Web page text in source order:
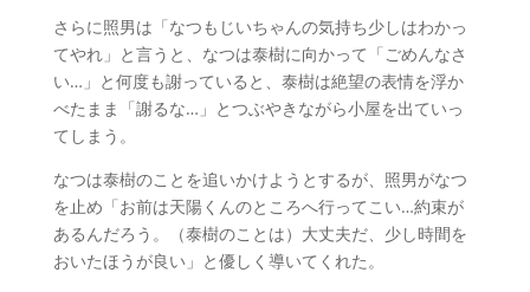
さらに照男は「なつもじいちゃんの気持ち少しはわかっ
てやれ」と言うと、なつは泰樹に向かって「ごめんなさ
い…」と何度も謝っていると、泰樹は絶望の表情を浮か
べたまま「謝るな…」とつぶやきながら小屋を出ていっ
てしまう。
なつは泰樹のことを追いかけようとするが、照男がなつ
を止め「お前は天陽くんのところへ行ってこい…約束が
あるんだろう。（泰樹のことは）大丈夫だ、少し時間を
おいたほうが良い」と優しく導いてくれた。